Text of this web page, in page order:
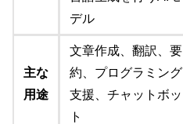
デル
主な
用途
文章作成、翻訳、要
約、プログラミング
支援、チャットボッ
ト